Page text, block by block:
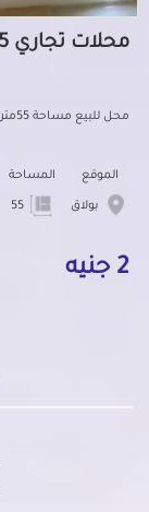
محلات تجاري 55م للبيع بالتقسيط ببولاق القاهرة
محل للبيع مساحة 55متر متشطب تشطيب مثالي 3ابواب سوكرت زجاجي
الموقع
بولاق
المساحة
55
2 جنيه